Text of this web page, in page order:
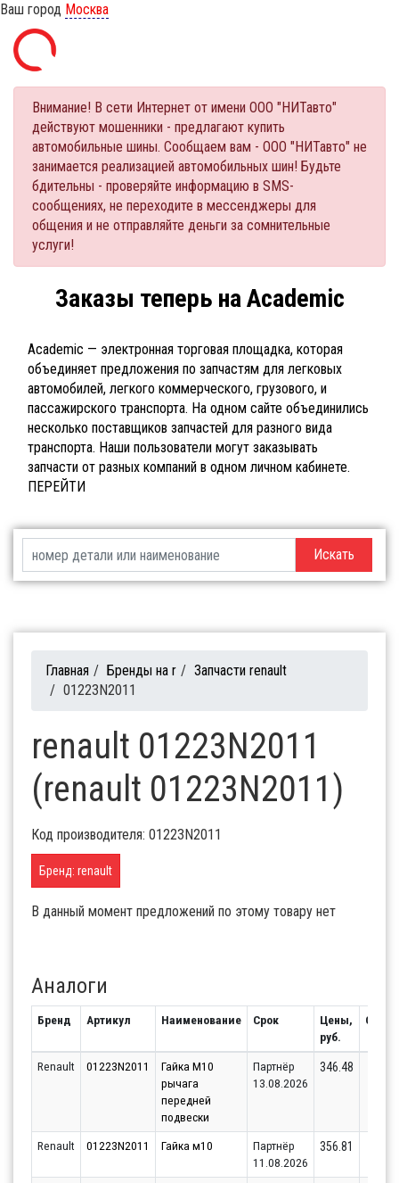
Ваш город Москва
Внимание! В сети Интернет от имени ООО "НИТавто"
действуют мошенники - предлагают купить
автомобильные шины. Сообщаем вам - ООО "НИТавто" не
занимается реализацией автомобильных шин! Будьте
бдительны - проверяйте информацию в SMS-
сообщениях, не переходите в мессенджеры для
общения и не отправляйте деньги за сомнительные
услуги!
Заказы теперь на Academic
Academic — электронная торговая площадка, которая
объединяет предложения по запчастям для легковых
автомобилей, легкого коммерческого, грузового, и
пассажирского транспорта. На одном сайте объединились
несколько поставщиков запчастей для разного вида
транспорта. Наши пользователи могут заказывать
запчасти от разных компаний в одном личном кабинете.
ПЕРЕЙТИ
Искать
Главная / Бренды на r / Запчасти renault
/ 01223N2011
renault 01223N2011
(renault 01223N2011)
Код производителя: 01223N2011
Бренд: renault
В данный момент предложений по этому товару нет
Аналоги
Бренд Артикул Наименование Срок
Цены,
руб.
Renault 01223N2011
Гайка M10
рычага
передней
подвески
Партнёр
13.08.2026
346.48
Renault 01223N2011 Гайка м10
Партнёр
11.08.2026
356.81